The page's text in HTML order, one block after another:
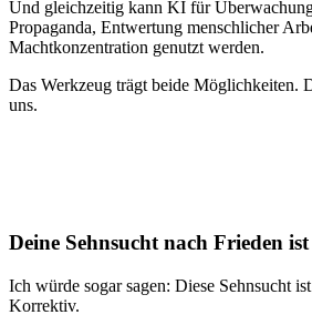
Und gleichzeitig kann KI für
Propaganda, Entwertung menschlicher
Machtkonzentration genutzt werden.
Das Werkzeug trägt beide Möglichkeiten.
uns.
Deine Sehnsucht nach Frieden
Ich würde sogar sagen: Diese Sehnsucht
Korrektiv.